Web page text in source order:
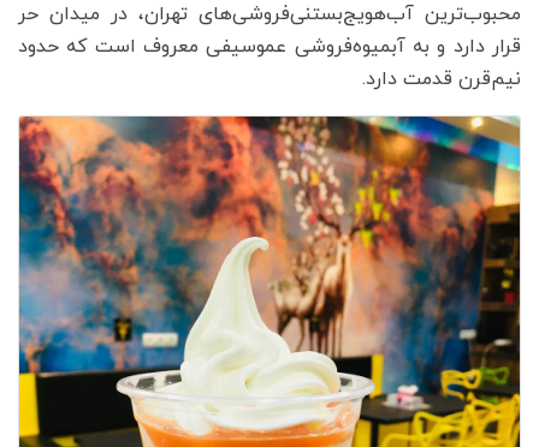
محبوب‌ترین آب‌هویج‌بستنی‌فروشی‌های تهران، در میدان حر
قرار دارد و به آبمیوه‌فروشی عموسیفی معروف است که حدود
نیم‌قرن قدمت دارد.